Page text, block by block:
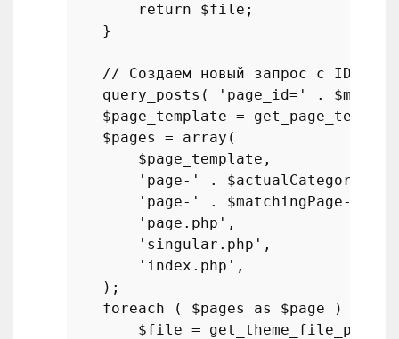
return
$file ;
    }
// Создаем новый запрос с ID
query_posts ( 'page_id=' .
$page_template =
$pages
= array (
$page_template ,
'page-'
. $actualCategory
'page-'
. $matchingPage->ID
'page.php' ,
'singular.php' ,
'index.php' ,
    );
foreach ( $pages as $page ) {
$file = get_theme_file_path